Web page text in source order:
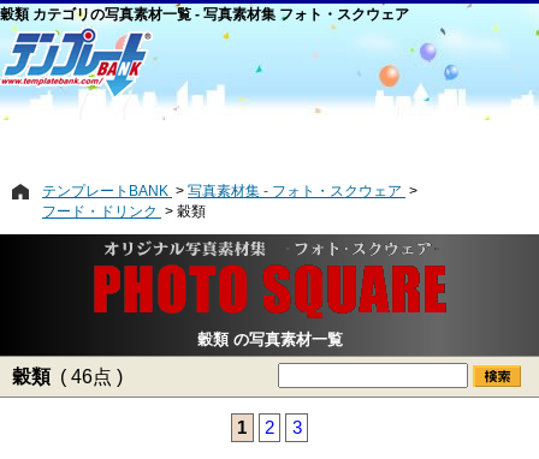
穀類 カテゴリの写真素材一覧 - 写真素材集 フォト・スクウェア
テンプレートBANK
写真素材集 - フォト・スクウェア
フード・ドリンク
穀類
穀類 の写真素材一覧
穀類 ( 46点 )
1 2 3